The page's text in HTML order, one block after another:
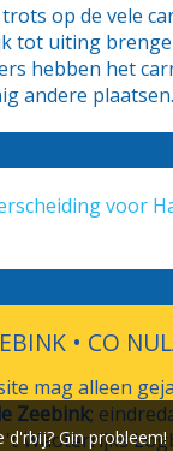
op de vele
tot uiting
hebben het
andere
voor
• CO
mag alleen
Zeebink;
Waoterrijks
d'rbij? Gin probleem!